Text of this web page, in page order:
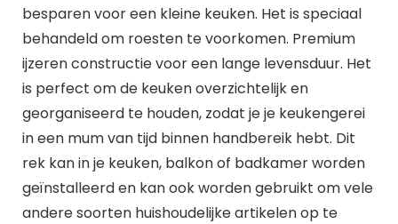
besparen voor een kleine keuken. Het is speciaal
behandeld om roesten te voorkomen. Premium
ijzeren constructie voor een lange levensduur. Het
is perfect om de keuken overzichtelijk en
georganiseerd te houden, zodat je je keukengerei
in een mum van tijd binnen handbereik hebt. Dit
rek kan in je keuken, balkon of badkamer worden
geïnstalleerd en kan ook worden gebruikt om vele
andere soorten huishoudelijke artikelen op te